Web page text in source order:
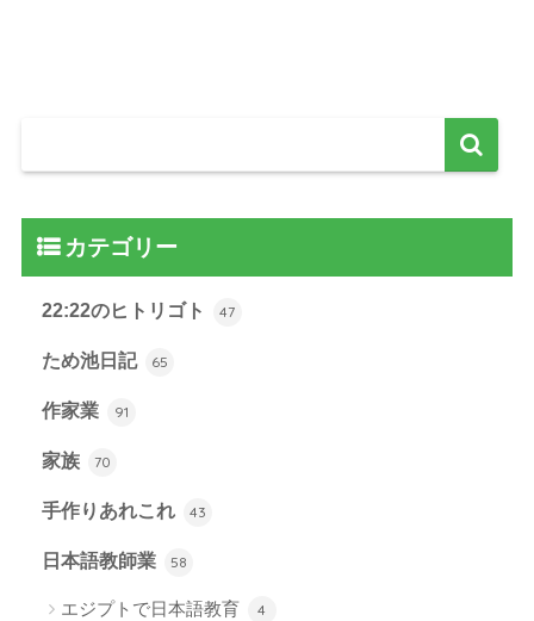
カテゴリー
22:22のヒトリゴト 47
ため池日記 65
作家業 91
家族 70
手作りあれこれ 43
日本語教師業 58
エジプトで日本語教育 4